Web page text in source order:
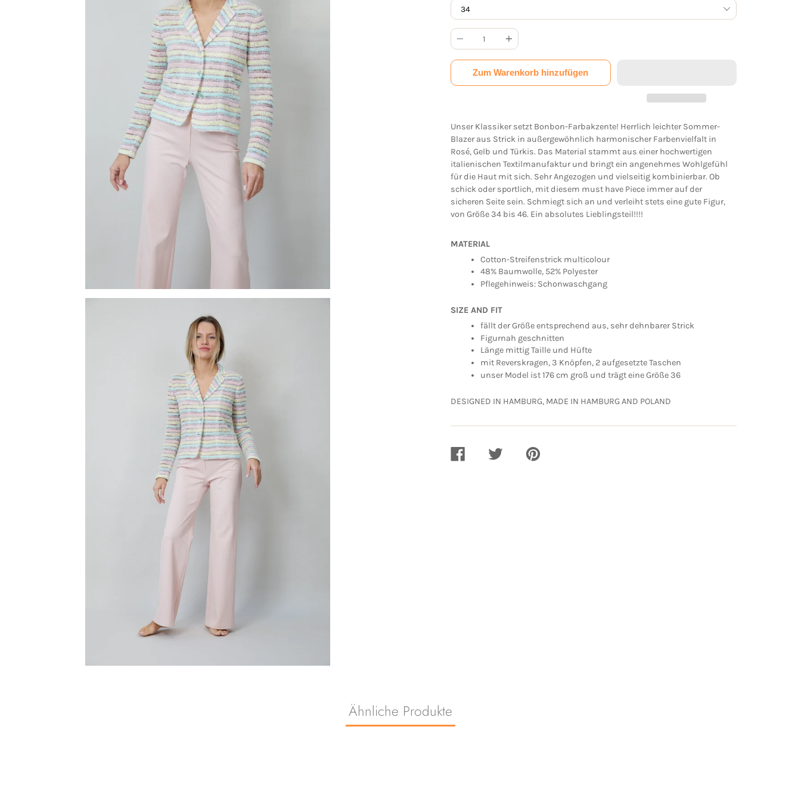
Anzahl
Zum Warenkorb hinzufügen
Unser Klassiker setzt Bonbon-Farbakzente! Herrlich leichter Sommer-
Blazer aus Strick in außergewöhnlich harmonischer Farbenvielfalt in
Rosé, Gelb und Türkis. Das Material stammt aus einer hochwertigen
italienischen Textilmanufaktur und bringt ein angenehmes Wohlgefühl
für die Haut mit sich. Sehr Angezogen und vielseitig kombinierbar. Ob
schick oder sportlich, mit diesem must have Piece immer auf der
sicheren Seite sein. Schmiegt sich an und verleiht stets eine gute Figur,
von Größe 34 bis 46. Ein absolutes Lieblingsteil!!!!
MATERIAL
Cotton-Streifenstrick multicolour
48% Baumwolle, 52% Polyester
Pflegehinweis: Schonwaschgang
SIZE AND FIT
fällt der Größe entsprechend aus, sehr dehnbarer Strick
Figurnah geschnitten
Länge mittig Taille und Hüfte
mit Reverskragen, 3 Knöpfen, 2 aufgesetzte Taschen
unser Model ist 176 cm groß und trägt eine Größe 36
DESIGNED IN HAMBURG, MADE IN HAMBURG AND POLAND
AUF
AUF
AUF
Ähnliche Produkte